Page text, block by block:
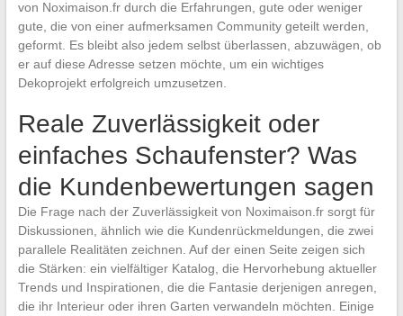
von Noximaison.fr durch die Erfahrungen, gute oder weniger
gute, die von einer aufmerksamen Community geteilt werden,
geformt. Es bleibt also jedem selbst überlassen, abzuwägen, ob
er auf diese Adresse setzen möchte, um ein wichtiges
Dekoprojekt erfolgreich umzusetzen.
Reale Zuverlässigkeit oder
einfaches Schaufenster? Was
die Kundenbewertungen sagen
Die Frage nach der Zuverlässigkeit von Noximaison.fr sorgt für
Diskussionen, ähnlich wie die Kundenrückmeldungen, die zwei
parallele Realitäten zeichnen. Auf der einen Seite zeigen sich
die Stärken: ein vielfältiger Katalog, die Hervorhebung aktueller
Trends und Inspirationen, die die Fantasie derjenigen anregen,
die ihr Interieur oder ihren Garten verwandeln möchten. Einige